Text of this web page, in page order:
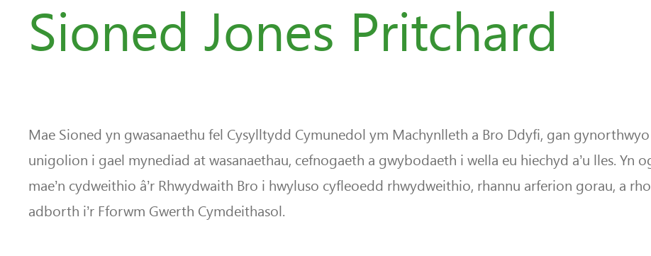
Sioned Jones Pritchard
Mae Sioned yn gwasanaethu fel Cysylltydd Cymunedol ym Machynlleth a Bro Ddyfi, gan gynorthwyo
unigolion i gael mynediad at wasanaethau, cefnogaeth a gwybodaeth i wella eu hiechyd a’u lles. Yn
mae’n cydweithio â’r Rhwydwaith Bro i hwyluso cyfleoedd rhwydweithio, rhannu arferion gorau, a
adborth i’r Fforwm Gwerth Cymdeithasol.